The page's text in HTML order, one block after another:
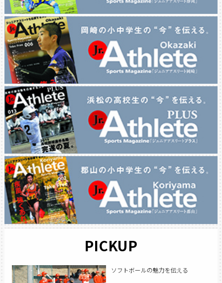
PICKUP
ソフトボールの魅力を伝える